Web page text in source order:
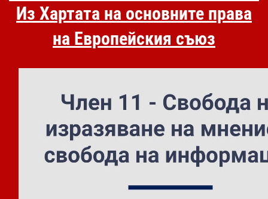
Из Хартата на основните права
на Европейския съюз